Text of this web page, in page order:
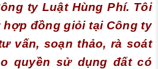
ty Luật Hùng Phí. Tôi
đồng giỏi tại Công ty
vấn, soạn thảo, rà soát
quyền sử dụng đất có